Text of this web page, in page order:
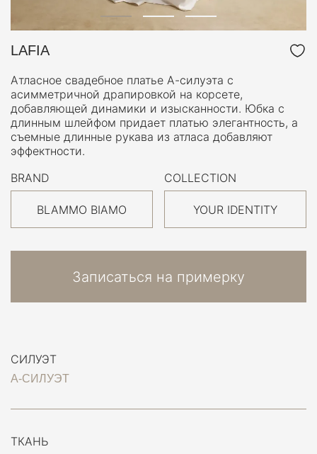
СИЛУЭТ
А-СИЛУЭТ
ТКАНЬ
LAFIA
Атласное свадебное платье А-силуэта с
асимметричной драпировкой на корсете,
добавляющей динамики и изысканности. Юбка с
длинным шлейфом придает платью элегантность, а
съемные длинные рукава из атласа добавляют
эффектности.
BRAND
BLAMMO BIAMO
COLLECTION
YOUR IDENTITY
Записаться на примерку